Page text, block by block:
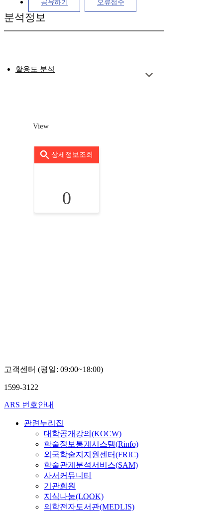
공유하기 오류접수
분석정보
활용도 분석
View
상세정보조회
0
고객센터 (평일: 09:00~18:00)
1599-3122
ARS 번호안내
관련누리집
대학공개강의(KOCW)
학술정보통계시스템(Rinfo)
외국학술지지원센터(FRIC)
학술관계분석서비스(SAM)
사서커뮤니티
기관회원
지식나눔(LOOK)
의학전자도서관(MEDLIS)